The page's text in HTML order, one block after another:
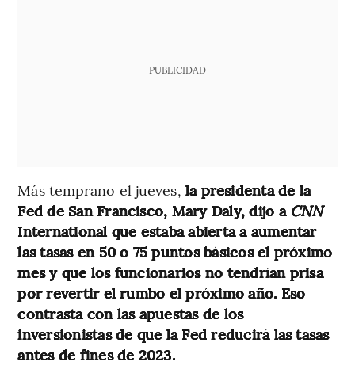
PUBLICIDAD
Más temprano el jueves, la presidenta de la
Fed de San Francisco, Mary Daly, dijo a CNN
International que estaba abierta a aumentar
las tasas en 50 o 75 puntos básicos el próximo
mes y que los funcionarios no tendrían prisa
por revertir el rumbo el próximo año. Eso
contrasta con las apuestas de los
inversionistas de que la Fed reducirá las tasas
antes de fines de 2023.